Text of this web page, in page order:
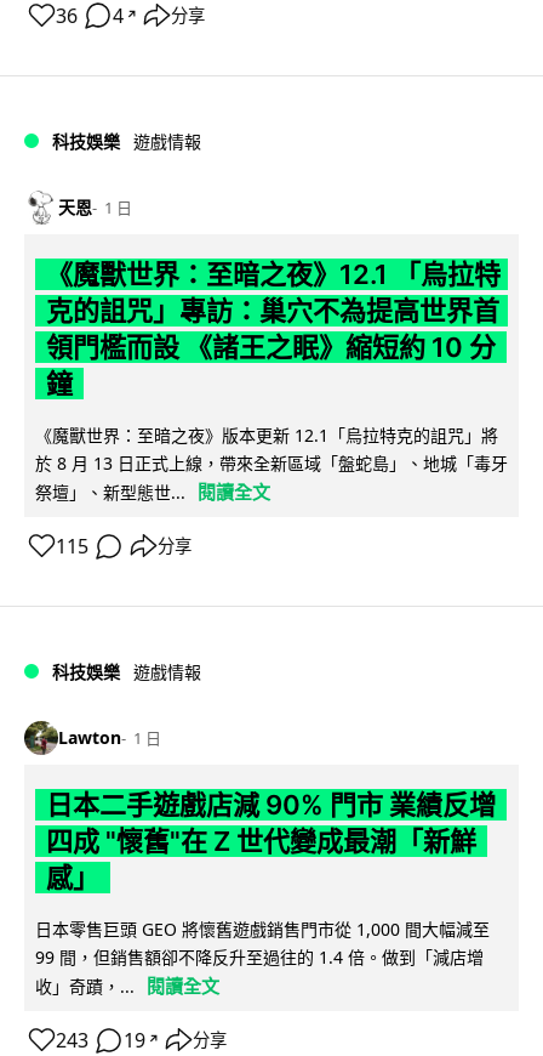
36 4 ↗ 分享
科技娛樂 遊戲情報
天恩 1 日
《魔獸世界：至暗之夜》12.1 「烏拉特
克的詛咒」專訪：巢穴不為提高世界首
領門檻而設 《諸王之眠》縮短約 10 分
鐘
《魔獸世界：至暗之夜》版本更新 12.1「烏拉特克的詛咒」將
於 8 月 13 日正式上線，帶來全新區域「盤蛇島」、地城「毒牙
祭壇」、新型態世...
閱讀全文
115 分享
科技娛樂 遊戲情報
Lawton 1 日
日本二手遊戲店減 90% 門市 業績反增
四成 "懷舊"在 Z 世代變成最潮「新鮮
感」
日本零售巨頭 GEO 將懷舊遊戲銷售門市從 1,000 間大幅減至
99 間，但銷售額卻不降反升至過往的 1.4 倍。做到「減店增
收」奇蹟，...
閱讀全文
243 19 ↗ 分享